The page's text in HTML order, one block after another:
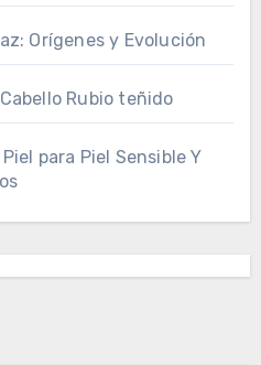
Orígenes y Evolución
Rubio teñido
para Piel Sensible Y